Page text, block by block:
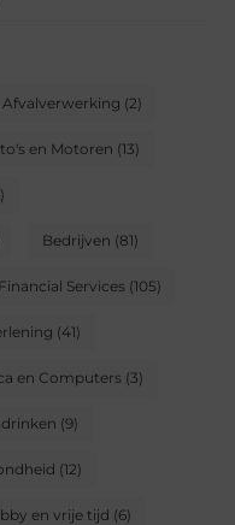
Afvalverwerking (2)
en Motoren (13)
Bedrijven (81)
Services (105)
(41)
en Computers (3)
(9)
(12)
en vrije tijd (6)